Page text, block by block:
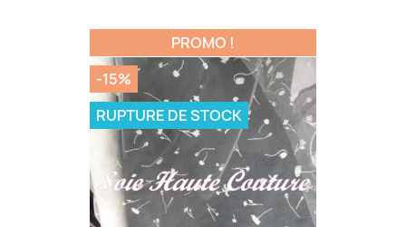
PROMO !
-15%
RUPTURE DE STOCK